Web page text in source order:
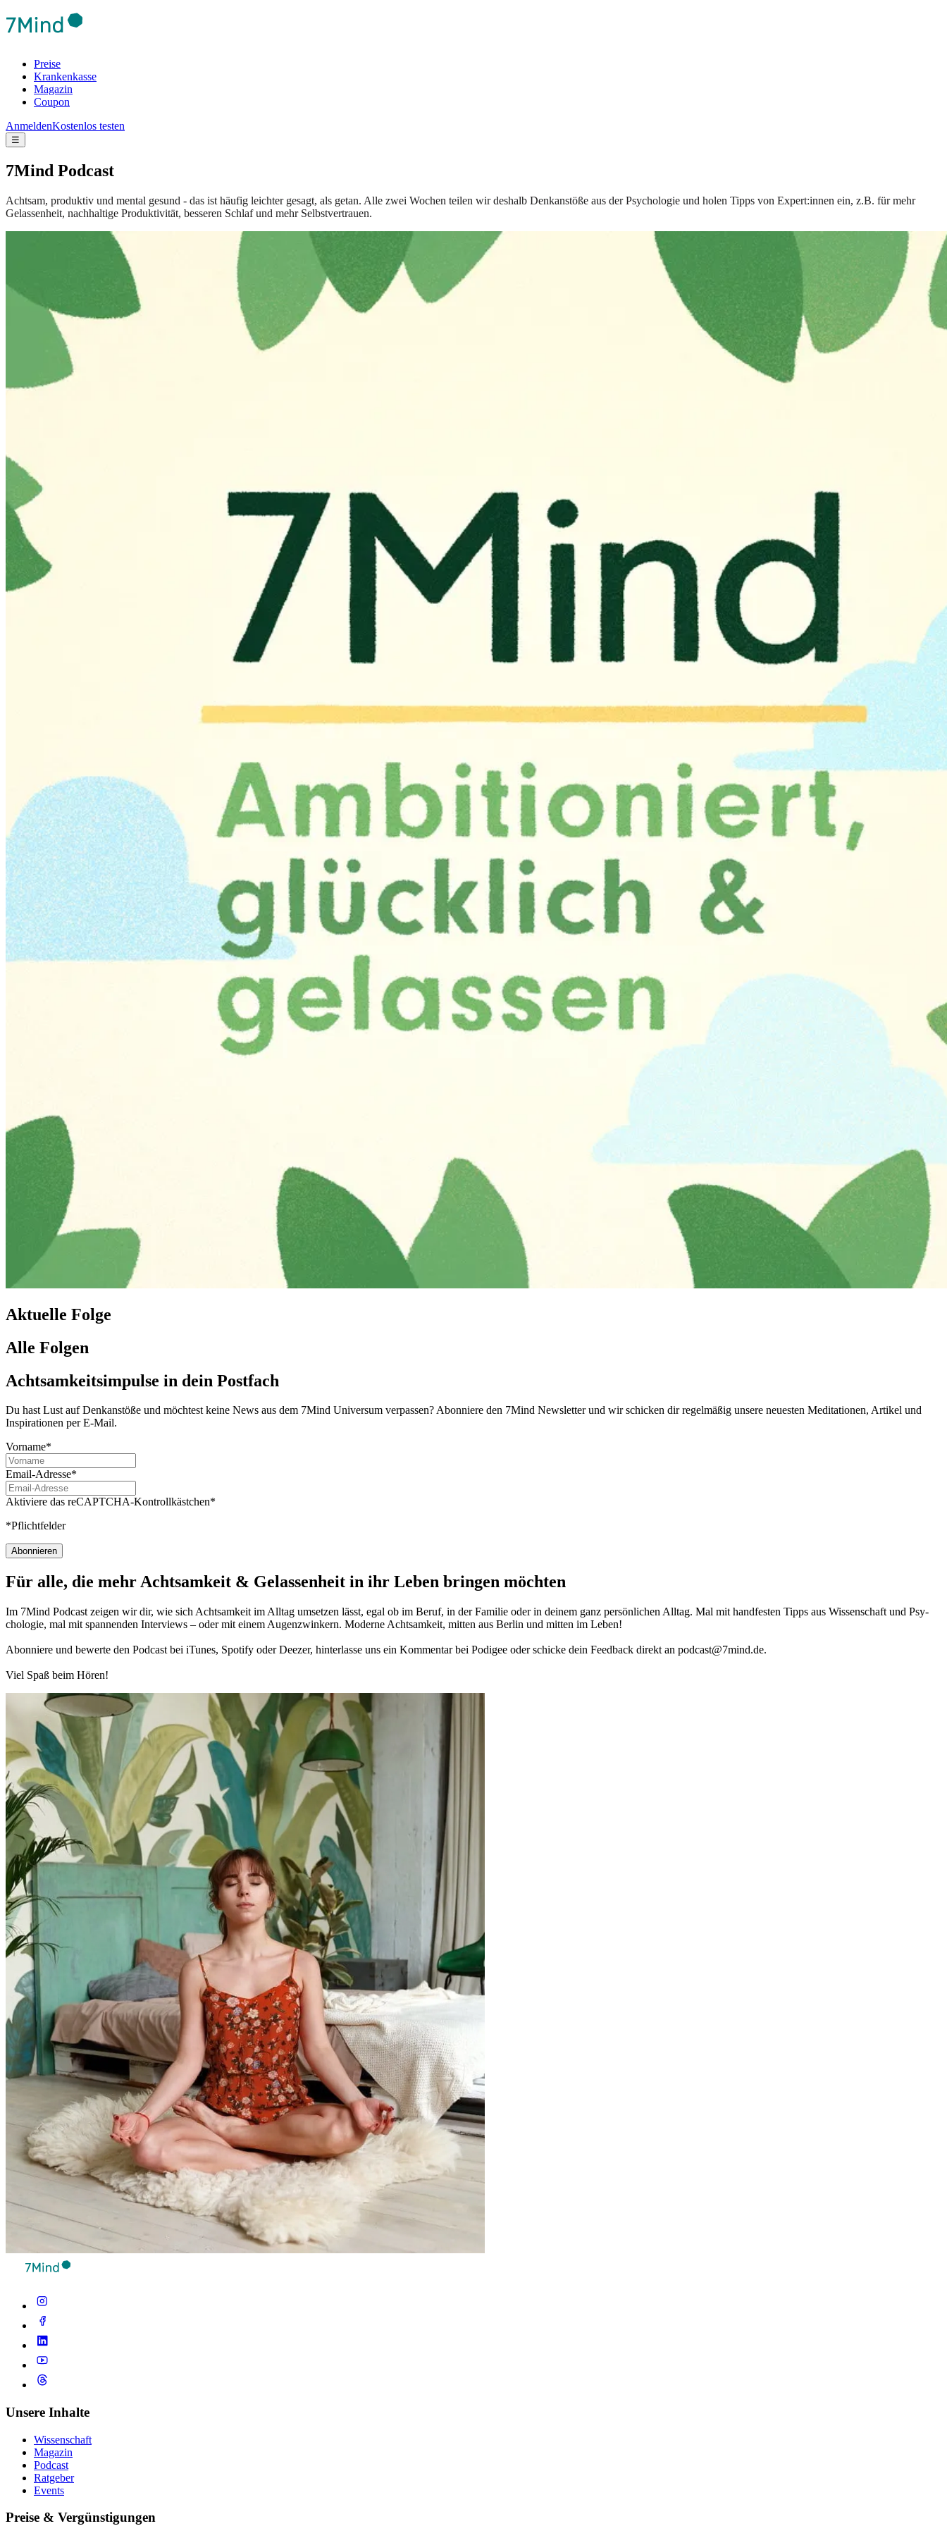
Preise
Krankenkasse
Magazin
Coupon
AnmeldenKostenlos testen
☰
7Mind Podcast
Achtsam, produktiv und mental gesund - das ist häufig leichter gesagt, als getan. Alle zwei Wochen teilen wir deshalb Denkanstöße aus der Psychologie und holen Tipps von Expert:innen ein, z.B. für mehr
Gelassenheit, nachhaltige Produktivität, besseren Schlaf und mehr Selbstvertrauen.
Aktuelle Folge
Alle Folgen
Achtsamkeitsimpulse in dein Postfach
Du hast Lust auf Denkanstöße und möchtest keine News aus dem 7Mind Universum verpassen? Abon­niere den 7Mind News­let­ter und wir schicken dir regelmäßig unsere neuesten Meditationen, Artikel und
Inspirationen per E-Mail.
Vorname*
Email-Adresse*
Aktiviere das reCAPTCHA-Kontrollkästchen*
*Pflichtfelder
Abonnieren
Für alle, die mehr Acht­sam­keit & Gelas­sen­heit in ihr Leben brin­gen möch­ten
Im 7Mind Pod­cast zeigen wir dir, wie sich Acht­sam­keit im Alltag umset­zen lässt, egal ob im Beruf, in der Fami­lie oder in deinem ganz per­sön­li­chen Alltag. Mal mit hand­fes­ten Tipps aus Wis­sen­schaft und Psy­
cho­lo­gie, mal mit spannenden Interviews – oder mit einem Augen­zwin­kern. Moderne Acht­sam­keit, mitten aus Berlin und mitten im Leben!
Abon­niere und bewerte den Pod­cast bei iTunes, Spo­tify oder Deezer, hin­ter­lasse uns ein Kom­men­tar bei Podigee oder schi­cke dein Feed­back direkt an podcast@​7​mind.​de.
Viel Spaß beim Hören!
Unsere Inhalte
Wissenschaft
Magazin
Podcast
Ratgeber
Events
Preise & Vergünstigungen